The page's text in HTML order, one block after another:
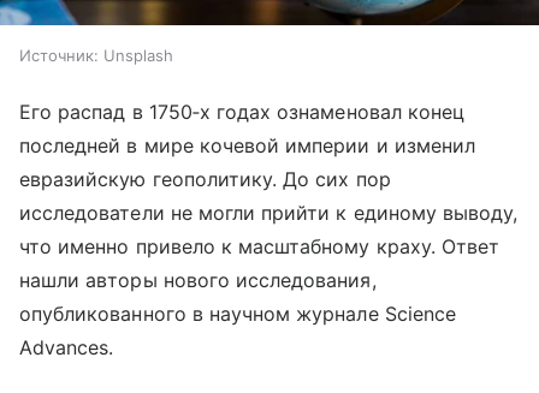
Источник: Unsplash
Его распад в 1750‑х годах ознаменовал конец
последней в мире кочевой империи и изменил
евразийскую геополитику. До сих пор
исследователи не могли прийти к единому выводу,
что именно привело к масштабному краху. Ответ
нашли авторы нового исследования,
опубликованного в научном журнале Science
Advances.